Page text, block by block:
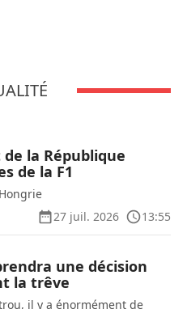
la République
de la F1
27 juil. 2026
13:55
une décision
la trêve
il y a énormément de